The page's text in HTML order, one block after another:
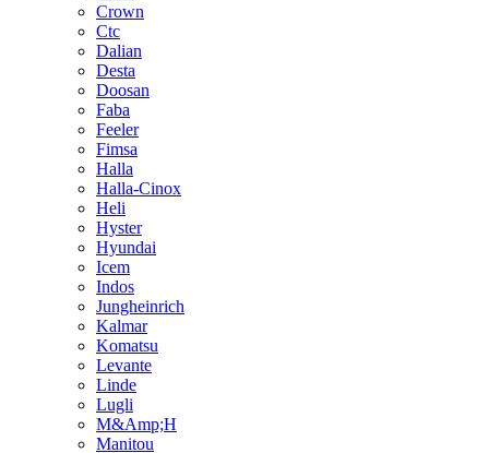
Crown
Ctc
Dalian
Desta
Doosan
Faba
Feeler
Fimsa
Halla
Halla-Cinox
Heli
Hyster
Hyundai
Icem
Indos
Jungheinrich
Kalmar
Komatsu
Levante
Linde
Lugli
M&Amp;H
Manitou